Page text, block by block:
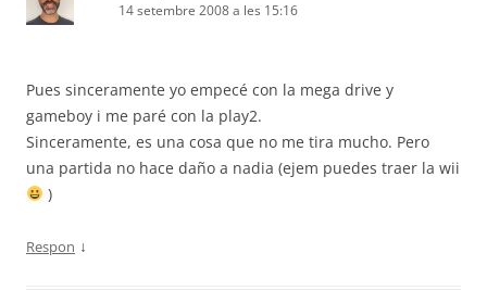
14 setembre 2008 a les 15:16
Pues sinceramente yo empecé con la mega drive y
gameboy i me paré con la play2.
Sinceramente, es una cosa que no me tira mucho. Pero
una partida no hace daño a nadia (ejem puedes traer la wii
)
Respon ↓